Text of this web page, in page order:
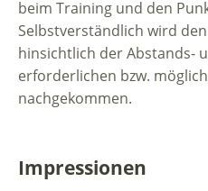
beim Training und den
Selbstverständlich wird
hinsichtlich der Abstands-
erforderlichen bzw.
nachgekommen.
Impressionen